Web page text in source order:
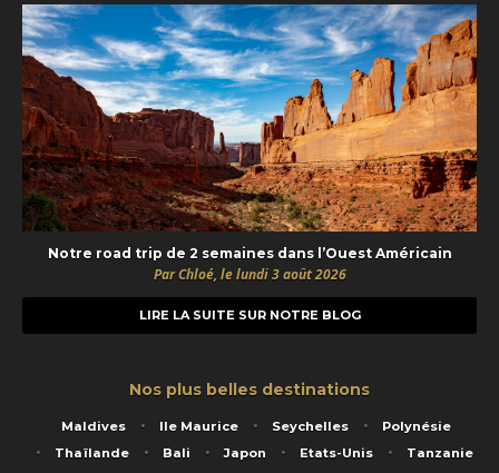
Notre road trip de 2 semaines dans l’Ouest Américain
Par Chloé, le lundi 3 août 2026
LIRE LA SUITE SUR NOTRE BLOG
Nos plus belles destinations
Maldives Ile Maurice Seychelles
Polynésie
Thaïlande
Bali Japon Etats-Unis
Tanzanie